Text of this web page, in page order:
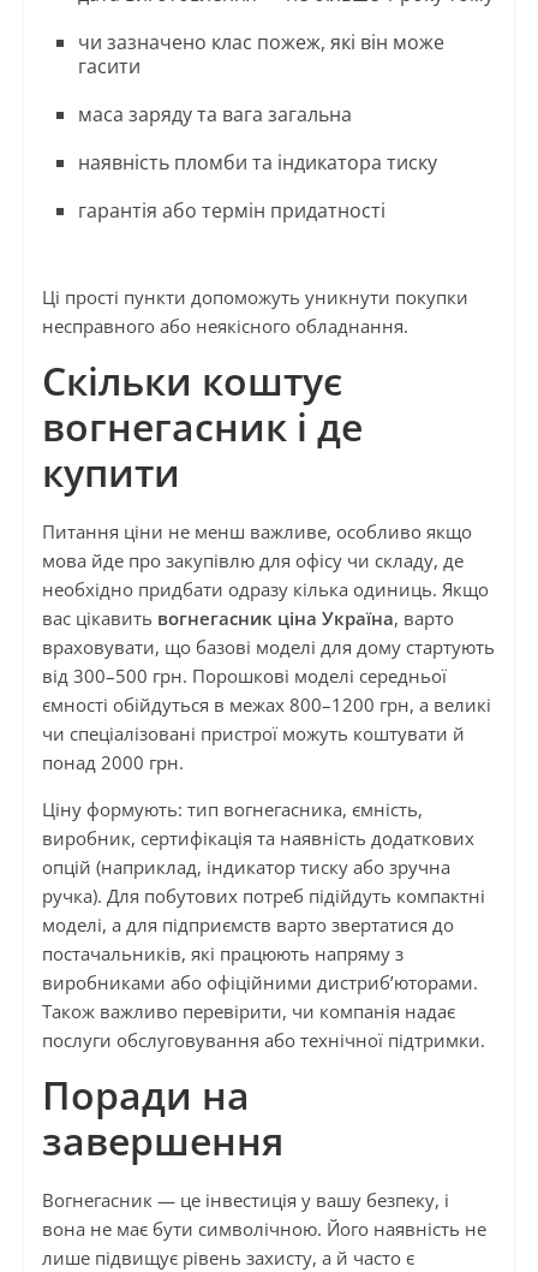
чи зазначено клас пожеж, які він може
гасити
маса заряду та вага загальна
наявність пломби та індикатора тиску
гарантія або термін придатності
Ці прості пункти допоможуть уникнути покупки
несправного або неякісного обладнання.
Скільки коштує
вогнегасник і де
купити
Питання ціни не менш важливе, особливо якщо
мова йде про закупівлю для офісу чи складу, де
необхідно придбати одразу кілька одиниць. Якщо
вас цікавить вогнегасник ціна Україна, варто
враховувати, що базові моделі для дому стартують
від 300–500 грн. Порошкові моделі середньої
ємності обійдуться в межах 800–1200 грн, а великі
чи спеціалізовані пристрої можуть коштувати й
понад 2000 грн.
Ціну формують: тип вогнегасника, ємність,
виробник, сертифікація та наявність додаткових
опцій (наприклад, індикатор тиску або зручна
ручка). Для побутових потреб підійдуть компактні
моделі, а для підприємств варто звертатися до
постачальників, які працюють напряму з
виробниками або офіційними дистриб’юторами.
Також важливо перевірити, чи компанія надає
послуги обслуговування або технічної підтримки.
Поради на
завершення
Вогнегасник — це інвестиція у вашу безпеку, і
вона не має бути символічною. Його наявність не
лише підвищує рівень захисту, а й часто є